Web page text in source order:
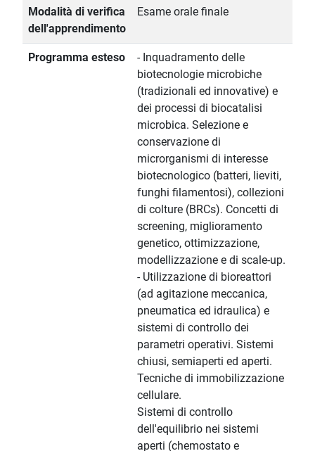
Modalità di verifica
dell'apprendimento
Esame orale finale
Programma esteso
- Inquadramento delle
biotecnologie microbiche
(tradizionali ed innovative) e
dei processi di biocatalisi
microbica. Selezione e
conservazione di
microrganismi di interesse
biotecnologico (batteri, lieviti,
funghi filamentosi), collezioni
di colture (BRCs). Concetti di
screening, miglioramento
genetico, ottimizzazione,
modellizzazione e di scale-up.
- Utilizzazione di bioreattori
(ad agitazione meccanica,
pneumatica ed idraulica) e
sistemi di controllo dei
parametri operativi. Sistemi
chiusi, semiaperti ed aperti.
Tecniche di immobilizzazione
cellulare.
Sistemi di controllo
dell'equilibrio nei sistemi
aperti (chemostato e